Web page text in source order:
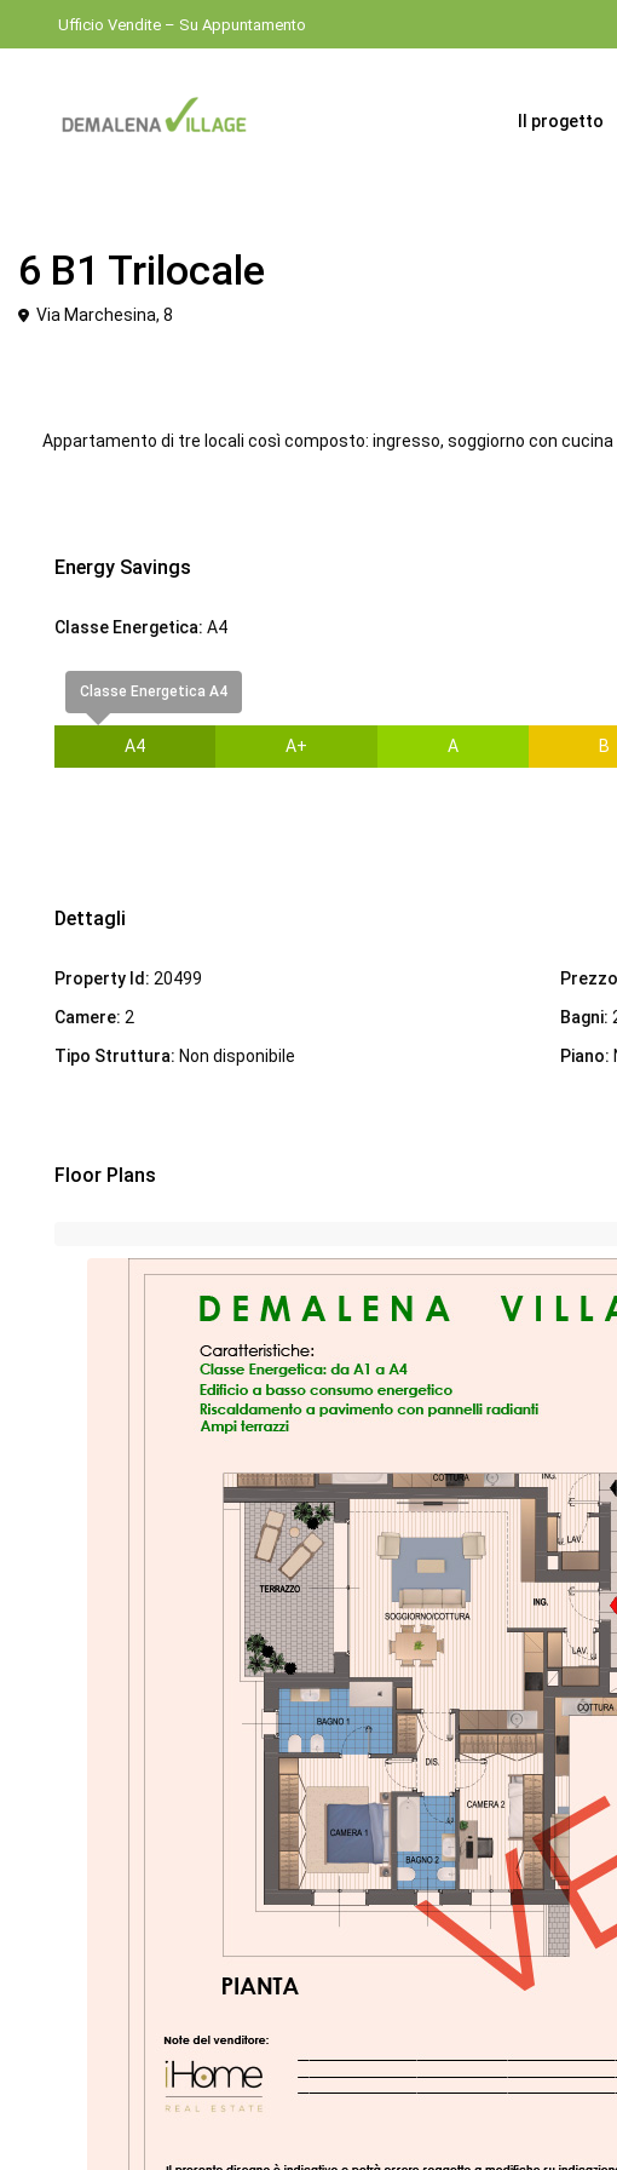
Ufficio Vendite – Su Appuntamento
Il progetto
6 B1 Trilocale
Via Marchesina, 8
Appartamento di tre locali così composto: ingresso, soggiorno con
Energy Savings
Classe Energetica: A4
Classe Energetica A4
A4 A+ A B
Dettagli
Property Id: 20499
Camere: 2 Bagni:
Tipo Struttura: Non disponibile Piano:
Floor Plans